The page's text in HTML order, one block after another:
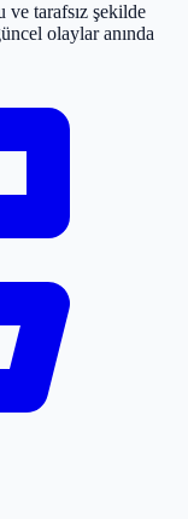
ve tarafsız şekilde
olaylar anında